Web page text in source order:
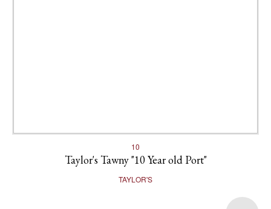
10
Taylor's Tawny "10 Year old Port"
TAYLOR'S